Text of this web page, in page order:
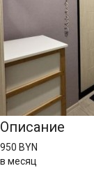
Описание
950 BYN
в месяц